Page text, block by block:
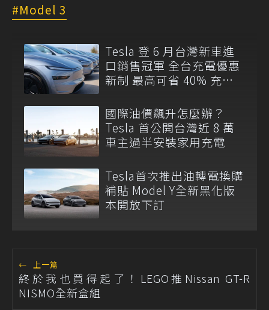
Model 3
Tesla 登 6 月台灣新車進
口銷售冠軍 全台充電優惠
新制 最高可省 40% 充電
國際油價飆升怎麼辦？
Tesla 首公開台灣近 8 萬
車主過半安裝家用充電
Tesla首次推出油轉電換購
補貼 Model Y全新黑化版
本開放下訂
← 上一篇
終於我也買得起了！LEGO推Nissan GT-R
NISMO全新盒組